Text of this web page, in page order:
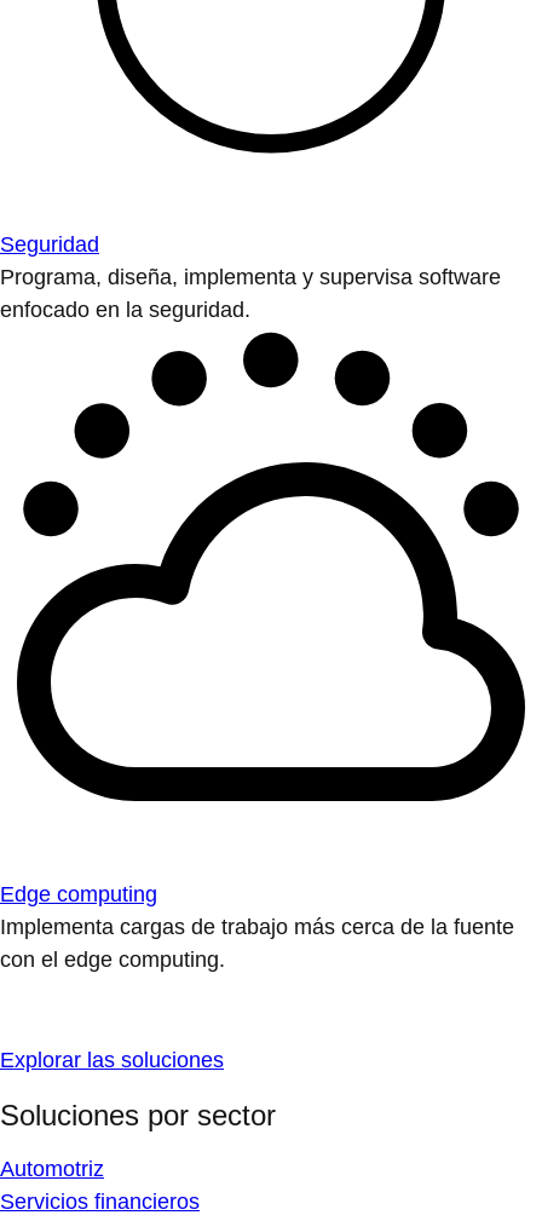
Seguridad
Programa, diseña, implementa y supervisa software
enfocado en la seguridad.
Edge computing
Implementa cargas de trabajo más cerca de la fuente
con el edge computing.
Explorar las soluciones
Soluciones por sector
Automotriz
Servicios financieros